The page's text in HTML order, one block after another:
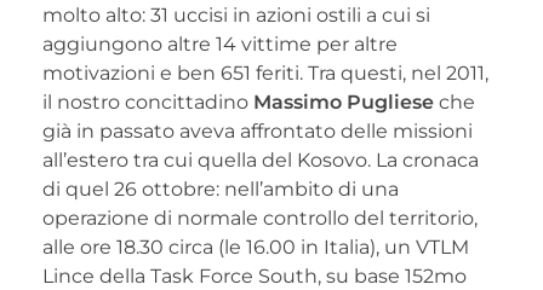
molto alto: 31 uccisi in azioni ostili a cui si
aggiungono altre 14 vittime per altre
motivazioni e ben 651 feriti. Tra questi, nel 2011,
il nostro concittadino Massimo Pugliese che
già in passato aveva affrontato delle missioni
all’estero tra cui quella del Kosovo. La cronaca
di quel 26 ottobre: nell’ambito di una
operazione di normale controllo del territorio,
alle ore 18.30 circa (le 16.00 in Italia), un VTLM
Lince della Task Force South, su base 152mo